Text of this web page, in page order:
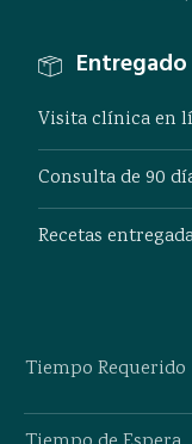
Visita clínica en
Consulta de 90
Recetas
Tiempo Requerido